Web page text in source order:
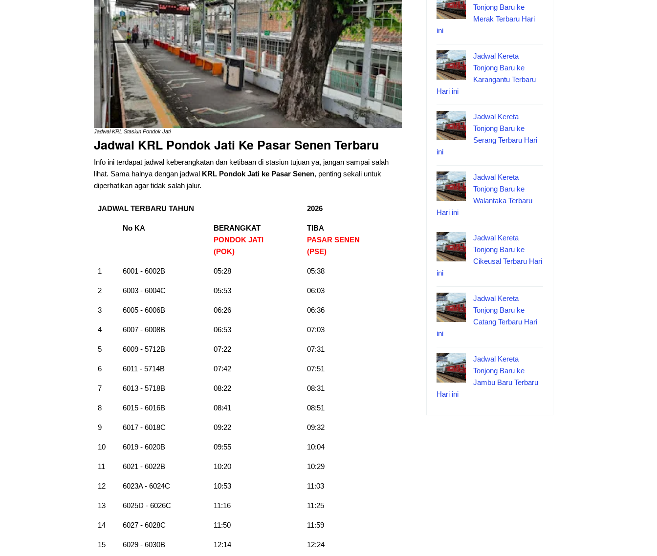
Jadwal KRL Stasiun Pondok Jati
Jadwal KRL Pondok Jati Ke Pasar Senen Terbaru
Info ini terdapat jadwal keberangkatan dan ketibaan di stasiun tujuan ya, jangan sampai salah
lihat. Sama halnya dengan jadwal KRL Pondok Jati ke Pasar Senen, penting sekali untuk
diperhatikan agar tidak salah jalur.
JADWAL TERBARU TAHUN 2026
No KA
BERANGKAT
PONDOK JATI
(POK)
TIBA
PASAR SENEN
(PSE)
1 6001 - 6002B 05:28 05:38
2 6003 - 6004C 05:53 06:03
3 6005 - 6006B 06:26 06:36
4 6007 - 6008B 06:53 07:03
5 6009 - 5712B 07:22 07:31
6 6011 - 5714B 07:42 07:51
7 6013 - 5718B 08:22 08:31
8 6015 - 6016B 08:41 08:51
9 6017 - 6018C 09:22 09:32
10 6019 - 6020B 09:55 10:04
11 6021 - 6022B 10:20 10:29
12 6023A - 6024C 10:53 11:03
13 6025D - 6026C 11:16 11:25
14 6027 - 6028C 11:50 11:59
15 6029 - 6030B 12:14 12:24
Tonjong Baru ke
Merak Terbaru Hari
ini
Jadwal Kereta
Tonjong Baru ke
Karangantu Terbaru
Hari ini
Jadwal Kereta
Tonjong Baru ke
Serang Terbaru Hari
ini
Jadwal Kereta
Tonjong Baru ke
Walantaka Terbaru
Hari ini
Jadwal Kereta
Tonjong Baru ke
Cikeusal Terbaru Hari
ini
Jadwal Kereta
Tonjong Baru ke
Catang Terbaru Hari
ini
Jadwal Kereta
Tonjong Baru ke
Jambu Baru Terbaru
Hari ini